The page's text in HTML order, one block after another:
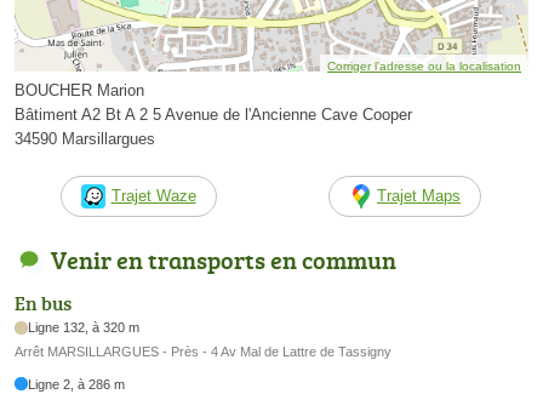
Corriger l’adresse ou la localisation
BOUCHER Marion
Bâtiment A2 Bt A 2 5 Avenue de l'Ancienne Cave Cooper
34590 Marsillargues
Trajet Waze Trajet Maps
Venir en transports en commun
En bus
Ligne 132, à 320 m
Arrêt MARSILLARGUES - Près - 4 Av Mal de Lattre de Tassigny
Ligne 2, à 286 m